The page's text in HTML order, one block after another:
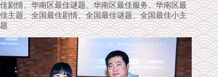
佳剧情、华南区最佳谜题、华南区最佳服务、华南区最
佳主题、全国最佳剧情、全国最佳谜题、全国最佳小主
题